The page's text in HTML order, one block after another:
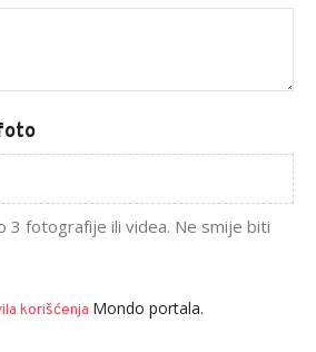
3 fotografije ili videa. Ne smije biti
korišćenja Mondo portala.